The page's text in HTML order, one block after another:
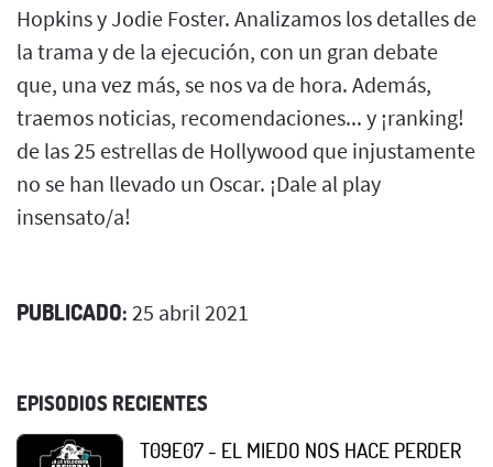
Hopkins y Jodie Foster. Analizamos los detalles de
la trama y de la ejecución, con un gran debate
que, una vez más, se nos va de hora. Además,
traemos noticias, recomendaciones... y ¡ranking!
de las 25 estrellas de Hollywood que injustamente
no se han llevado un Oscar. ¡Dale al play
insensato/a!
PUBLICADO: 25 abril 2021
EPISODIOS RECIENTES
T09E07 - EL MIEDO NOS HACE PERDER